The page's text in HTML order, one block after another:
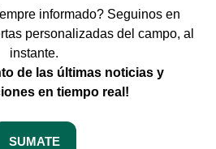
informado? Seguinos en
personalizadas del campo, al
instante.
de las últimas noticias y
en tiempo real!
SUMATE